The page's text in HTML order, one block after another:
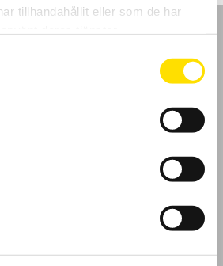
tillhandahållit eller som de har